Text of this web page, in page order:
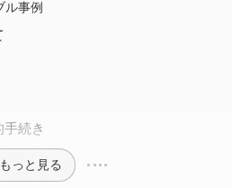
ル事例
続き
もっと見る